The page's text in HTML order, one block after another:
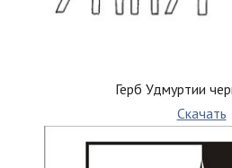
Герб Удмуртии
Скачать